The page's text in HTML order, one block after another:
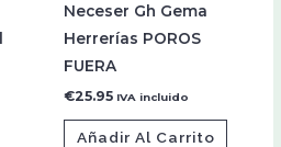
Neceser Gh Gema
Herrerías POROS
FUERA
€25.95 IVA incluido
Añadir Al Carrito